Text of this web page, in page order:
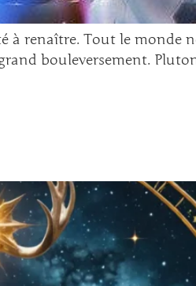
renaître. Tout le monde
bouleversement.